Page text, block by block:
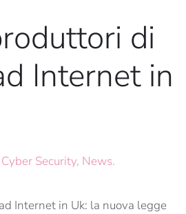
di
Internet in
Cyber Security, News.
Internet in Uk: la nuova legge